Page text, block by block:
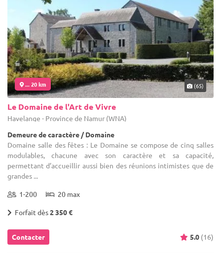
... 20 km (65)
Le Domaine de l'Art de Vivre
Havelange - Province de Namur (WNA)
Demeure de caractère / Domaine
Domaine salle des fêtes : Le Domaine se compose de cinq salles
modulables, chacune avec son caractère et sa capacité,
permettant d’accueillir aussi bien des réunions intimistes que de
grandes ...
1-200 20 max
Forfait dès2 350 €
Contacter 5.0 (16)